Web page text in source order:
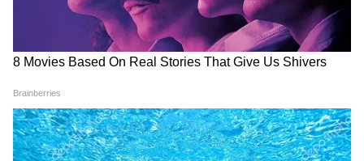
फ्रेश दिखाई देता है। यह खासतौर पर लंबे ऑफिस आवर्स
में बहुत उपयोगी साबित होता है।